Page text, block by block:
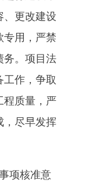
乡完
设提升
表。
月11日